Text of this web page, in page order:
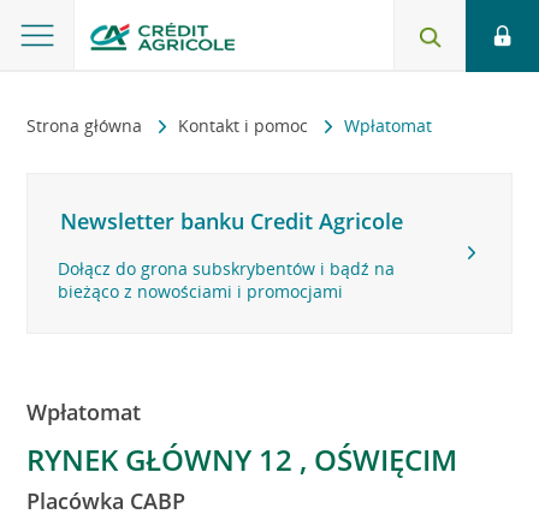
Strona główna Kontakt i pomoc Wpłatomat
Newsletter banku Credit Agricole
Dołącz do grona subskrybentów i bądź na
bieżąco z nowościami i promocjami
Wpłatomat
RYNEK GŁÓWNY 12 , OŚWIĘCIM
Placówka CABP